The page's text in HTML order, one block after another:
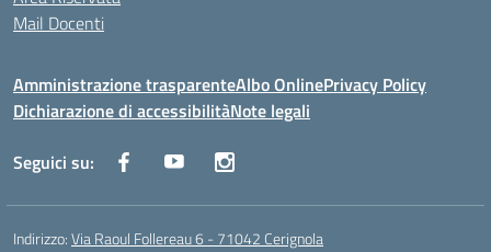
Mail Docenti
Amministrazione trasparenteAlbo OnlinePrivacy Policy
Dichiarazione di accessibilitàNote legali
Seguici su:
Indirizzo:Via Raoul Follereau 6 - 71042 Cerignola